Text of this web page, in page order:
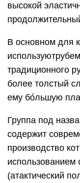
высокой
В основном для
традиционного
более толстый
ему бóльшую
Группа под
содержит
производство
использованием
(атактический